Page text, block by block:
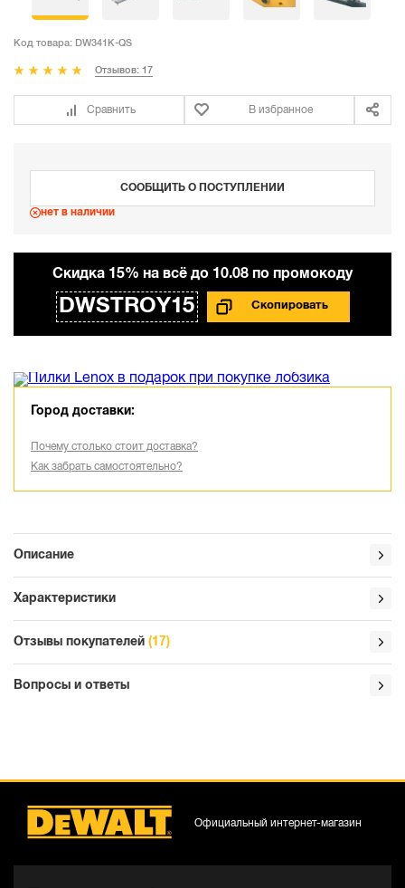
Код товара: DW341K-QS
Отзывов: 17
Сравнить В избранное
СООБЩИТЬ О ПОСТУПЛЕНИИ
нет в наличии
Cкидка 15% на всё до 10.08 по промокоду
DWSTROY15
Город доставки:
Почему столько стоит доставка?
Как забрать самостоятельно?
Описание
Характеристики
Отзывы покупателей (17)
Вопросы и ответы
Официальный интернет-магазин